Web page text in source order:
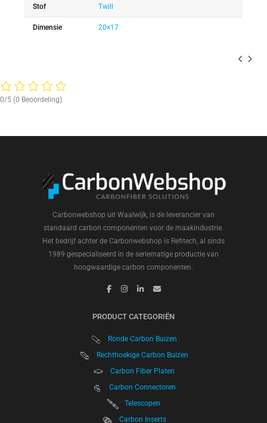
Stof Twill
Dimensie 20×17
0/5 (0 Beoordeling)
Carbonwebshop uit Waalwijk, is de leverancier van
standaard carbon componenten voor de maakindustrie.
Het bedrijf achter de Carbonwebshop is Refitech, al sinds
1989 gespecialiseerd in de seriematige productie van
hoogwaardige carbon componenten.
PRODUCT CATEGORIËN
Ronde Carbon Buizen
Rechthoekige Carbon Buizen
Carbon Fiber Platen
Carbon Connectoren
Telescopen
Carbon Inserts